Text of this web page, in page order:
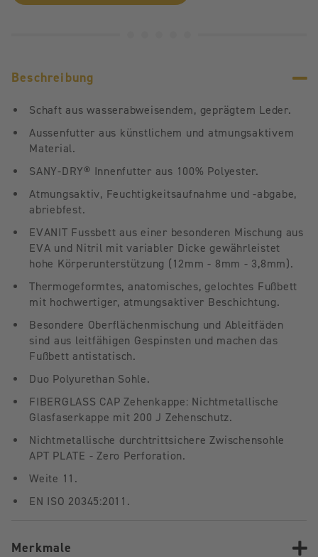
Beschreibung
Schaft aus wasserabweisendem, geprägtem Leder.
Aussenfutter aus künstlichem und atmungsaktivem
Material.
SANY-DRY® Innenfutter aus 100% Polyester.
Atmungsaktiv, Feuchtigkeitsaufnahme und -abgabe,
abriebfest.
EVANIT Fussbett aus einer besonderen Mischung aus
EVA und Nitril mit variabler Dicke gewährleistet
hohe Körperunterstützung (12mm - 8mm - 3,8mm).
Thermogeformtes, anatomisches, gelochtes Fußbett
mit hochwertiger, atmungsaktiver Beschichtung.
Besondere Oberflächenmischung und Ableitfäden
sind aus leitfähigen Gespinsten und machen das
Fußbett antistatisch.
Duo Polyurethan Sohle.
FIBERGLASS CAP Zehenkappe: Nichtmetallische
Glasfaserkappe mit 200 J Zehenschutz.
Nichtmetallische durchtrittsichere Zwischensohle
APT PLATE - Zero Perforation.
Weite 11.
EN ISO 20345:2011.
Merkmale